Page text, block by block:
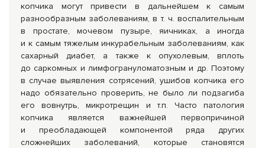
копчика могут привести в дальнейшем к самым
разнообразным заболеваниям, в т. ч. воспалительным
в простате, мочевом пузыре, яичниках, а иногда
и к самым тяжелым инкурабельным заболеваниям, как
сахарный диабет, а также к опухолевым, вплоть
до саркомных и лимфогрануломатозным и др. Поэтому
в случае выявления сотрясений, ушибов копчика его
надо обязательно проверить, не было ли подзагиба
его вовнутрь, микротрещин и т.п. Часто патология
копчика является важнейшей первопричиной
и преобладающей компонентой ряда других
сложнейших заболеваний, которые становятся